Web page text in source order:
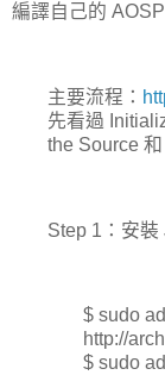
編譯自己的 AOSP
主要流程：
先看過
the Source
Step 1：安裝
$ sudo
http://
$ sudo